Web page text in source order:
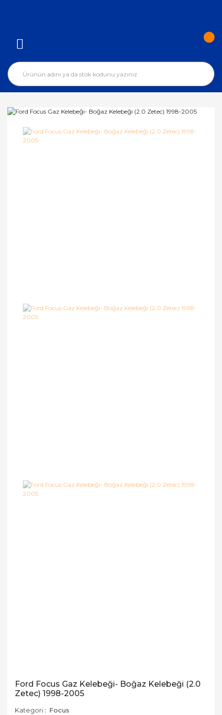
Ford Focus Gaz Kelebeği- Boğaz Kelebeği (2.0
Zetec) 1998-2005
Kategori
Focus